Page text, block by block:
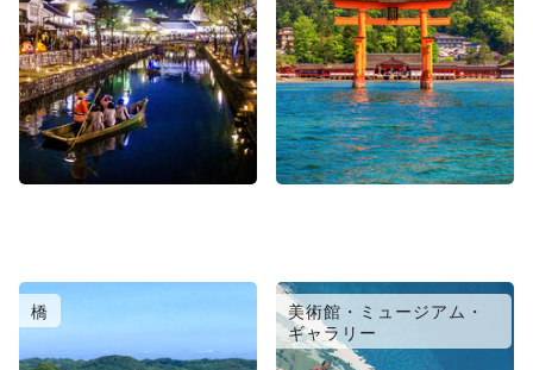
橋
美術館・ミュージアム・
ギャラリー